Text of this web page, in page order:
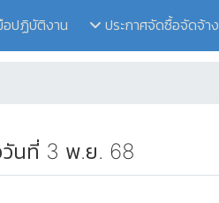
อปฏิบัติงาน ประกาศจัดซื้อจัดจ้าง
วันที่ 3 พ.ย. 68